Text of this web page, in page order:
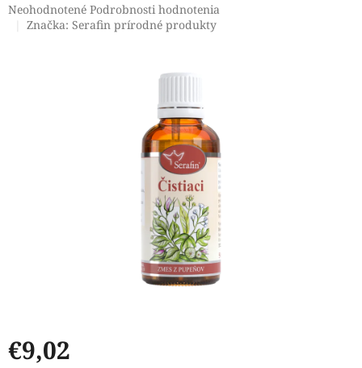
Priemerné
hodnotenie
Neohodnotené Podrobnosti hodnotenia
Značka: Serafin prírodné produkty
€9,02